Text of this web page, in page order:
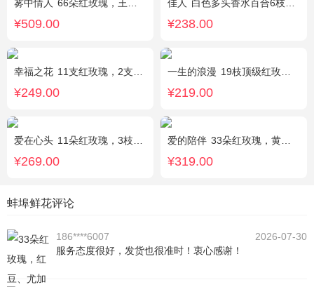
雾中情人 66朵红玫瑰，王冠，灯带
¥509.00
佳人 白色多头香水百合6枝，满天星、紫色勿忘我、绿叶丰满
¥238.00
幸福之花 11支红玫瑰，2支多头白香水百合，配草
¥249.00
一生的浪漫 19枝顶级红玫瑰(长柄)紧密居中，外围满天星丰满环绕。
¥219.00
爱在心头 11朵红玫瑰，3枝多头白香水百合，黄莺、绿叶搭配
¥269.00
爱的陪伴 33朵红玫瑰，黄莺间插点缀，白色满天星外围点缀搭配
¥319.00
蚌埠鲜花评论
186****6007
2026-07-30
服务态度很好，发货也很准时！衷心感谢！